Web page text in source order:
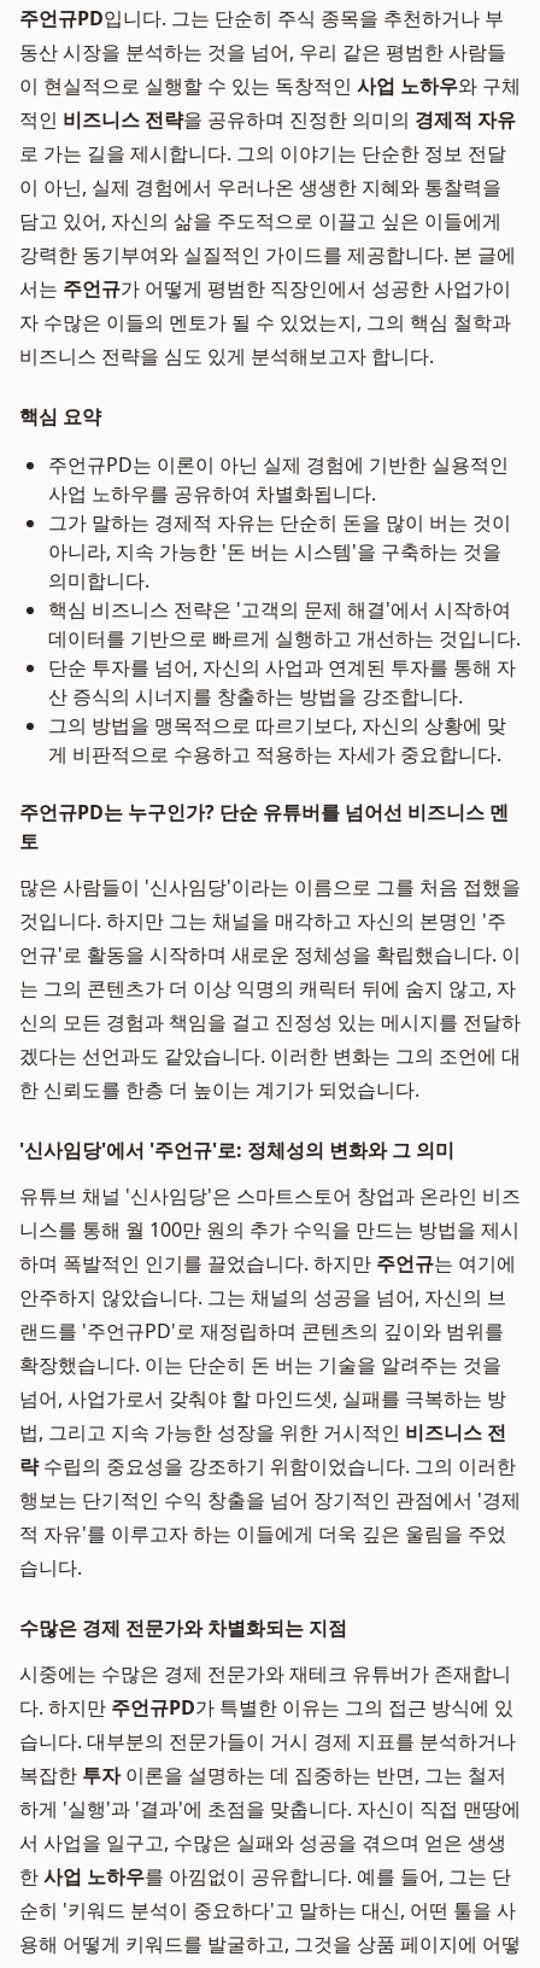
주언규PD입니다. 그는 단순히 주식 종목을 추천하거나 부
동산 시장을 분석하는 것을 넘어, 우리 같은 평범한 사람들
이 현실적으로 실행할 수 있는 독창적인 사업 노하우와 구체
적인 비즈니스 전략을 공유하며 진정한 의미의 경제적 자유
로 가는 길을 제시합니다. 그의 이야기는 단순한 정보 전달
이 아닌, 실제 경험에서 우러나온 생생한 지혜와 통찰력을
담고 있어, 자신의 삶을 주도적으로 이끌고 싶은 이들에게
강력한 동기부여와 실질적인 가이드를 제공합니다. 본 글에
서는 주언규가 어떻게 평범한 직장인에서 성공한 사업가이
자 수많은 이들의 멘토가 될 수 있었는지, 그의 핵심 철학과
비즈니스 전략을 심도 있게 분석해보고자 합니다.
핵심 요약
주언규PD는 이론이 아닌 실제 경험에 기반한 실용적인
사업 노하우를 공유하여 차별화됩니다.
그가 말하는 경제적 자유는 단순히 돈을 많이 버는 것이
아니라, 지속 가능한 '돈 버는 시스템'을 구축하는 것을
의미합니다.
핵심 비즈니스 전략은 '고객의 문제 해결'에서 시작하여
데이터를 기반으로 빠르게 실행하고 개선하는 것입니다.
단순 투자를 넘어, 자신의 사업과 연계된 투자를 통해 자
산 증식의 시너지를 창출하는 방법을 강조합니다.
그의 방법을 맹목적으로 따르기보다, 자신의 상황에 맞
게 비판적으로 수용하고 적용하는 자세가 중요합니다.
주언규PD는 누구인가? 단순 유튜버를 넘어선 비즈니스 멘
토
많은 사람들이 '신사임당'이라는 이름으로 그를 처음 접했을
것입니다. 하지만 그는 채널을 매각하고 자신의 본명인 '주
언규'로 활동을 시작하며 새로운 정체성을 확립했습니다. 이
는 그의 콘텐츠가 더 이상 익명의 캐릭터 뒤에 숨지 않고, 자
신의 모든 경험과 책임을 걸고 진정성 있는 메시지를 전달하
겠다는 선언과도 같았습니다. 이러한 변화는 그의 조언에 대
한 신뢰도를 한층 더 높이는 계기가 되었습니다.
'신사임당'에서 '주언규'로: 정체성의 변화와 그 의미
유튜브 채널 '신사임당'은 스마트스토어 창업과 온라인 비즈
니스를 통해 월 100만 원의 추가 수익을 만드는 방법을 제시
하며 폭발적인 인기를 끌었습니다. 하지만 주언규는 여기에
안주하지 않았습니다. 그는 채널의 성공을 넘어, 자신의 브
랜드를 '주언규PD'로 재정립하며 콘텐츠의 깊이와 범위를
확장했습니다. 이는 단순히 돈 버는 기술을 알려주는 것을
넘어, 사업가로서 갖춰야 할 마인드셋, 실패를 극복하는 방
법, 그리고 지속 가능한 성장을 위한 거시적인 비즈니스 전
략수립의 중요성을 강조하기 위함이었습니다. 그의 이러한
행보는 단기적인 수익 창출을 넘어 장기적인 관점에서 '경제
적 자유'를 이루고자 하는 이들에게 더욱 깊은 울림을 주었
습니다.
수많은 경제 전문가와 차별화되는 지점
시중에는 수많은 경제 전문가와 재테크 유튜버가 존재합니
다. 하지만 주언규PD가 특별한 이유는 그의 접근 방식에 있
습니다. 대부분의 전문가들이 거시 경제 지표를 분석하거나
복잡한 투자이론을 설명하는 데 집중하는 반면, 그는 철저
하게 '실행'과 '결과'에 초점을 맞춥니다. 자신이 직접 맨땅에
서 사업을 일구고, 수많은 실패와 성공을 겪으며 얻은 생생
한사업 노하우를 아낌없이 공유합니다. 예를 들어, 그는 단
순히 '키워드 분석이 중요하다'고 말하는 대신, 어떤 툴을 사
용해 어떻게 키워드를 발굴하고, 그것을 상품 페이지에 어떻